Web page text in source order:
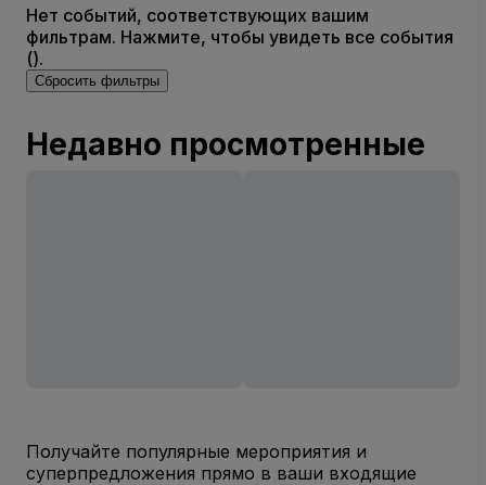
Нет событий, соответствующих вашим
фильтрам. Нажмите, чтобы увидеть все события
().
Сбросить фильтры
Недавно просмотренные
Получайте популярные мероприятия и
суперпредложения прямо в ваши входящие